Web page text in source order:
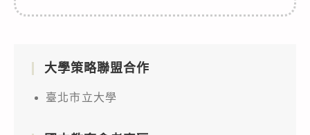
大學策略聯盟合作
臺北市立大學